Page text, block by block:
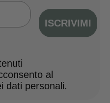
ISCRIVIMI
al
dati personali.